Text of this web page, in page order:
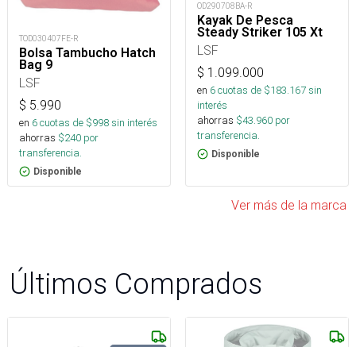
TOD030407FE-R
Bolsa Tambucho Hatch
Bag 9
LSF
$ 5.990
en 6cuotas de $998sin interés
ahorras $240 por
transferencia.
Disponible
OD290708BA-R
Kayak De Pesca
Steady Striker 105 Xt
LSF
$ 1.099.000
en 6cuotas de $183.167sin
interés
ahorras $43.960 por
transferencia.
Disponible
Ver más de la marca
Últimos Comprados